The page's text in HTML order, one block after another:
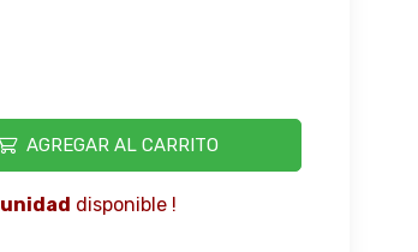
AGREGAR AL CARRITO
unidad disponible !